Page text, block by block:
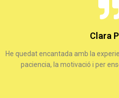
Clara
He quedat encantada amb la
paciencia, la motivació i per